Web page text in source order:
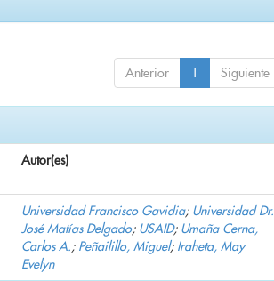
Anterior 1 Siguiente
Autor(es)
Universidad Francisco Gavidia; Universidad Dr.
José Matías Delgado; USAID; Umaña Cerna,
Carlos A.; Peñailillo, Miguel; Iraheta, May
Evelyn